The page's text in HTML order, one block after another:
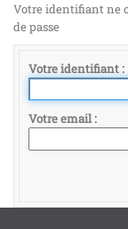
Votre identifiant ne
de passe
Votre identifiant
Votre email